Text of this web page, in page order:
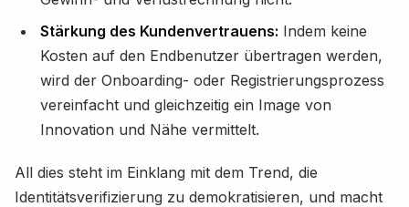
Stärkung des Kundenvertrauens: Indem keine
Kosten auf den Endbenutzer übertragen werden,
wird der Onboarding- oder Registrierungsprozess
vereinfacht und gleichzeitig ein Image von
Innovation und Nähe vermittelt.
All dies steht im Einklang mit dem Trend, die
Identitätsverifizierung zu demokratisieren, und macht